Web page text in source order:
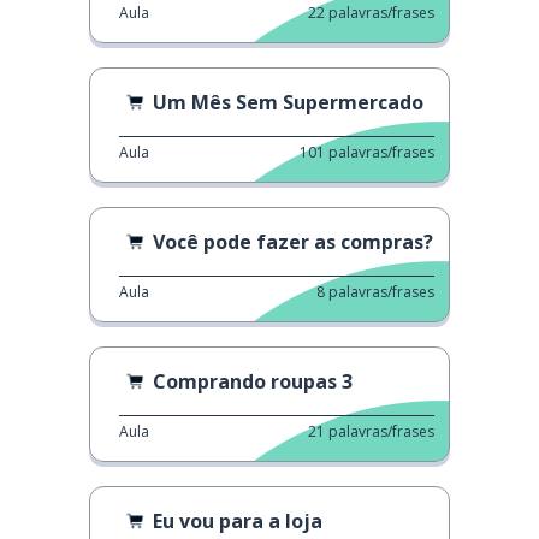
Aula 22 palavras/frases
Um Mês Sem Supermercado
Aula 101 palavras/frases
Você pode fazer as compras?
Aula 8 palavras/frases
Comprando roupas 3
Aula 21 palavras/frases
Eu vou para a loja